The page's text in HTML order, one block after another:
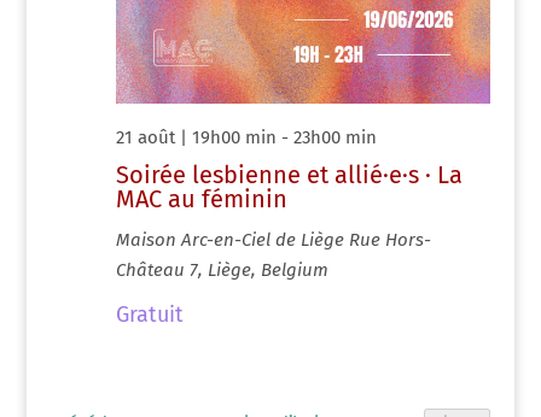
Soirée lesbienne et allié·e·s · La
MAC au féminin
21 août | 19h00 min - 23h00 min
Maison Arc-en-Ciel de Liège Rue Hors-
Château 7, Liège, Belgium
Gratuit